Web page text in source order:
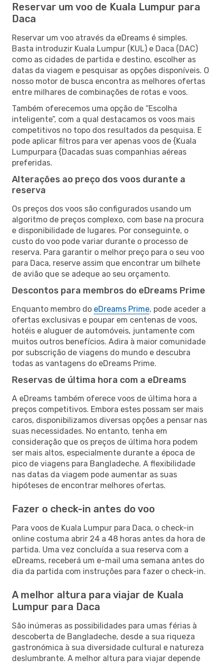
Reservar um voo de Kuala Lumpur para
Daca
Reservar um voo através da eDreams é simples.
Basta introduzir Kuala Lumpur (KUL) e Daca (DAC)
como as cidades de partida e destino, escolher as
datas da viagem e pesquisar as opções disponíveis. O
nosso motor de busca encontra as melhores ofertas
entre milhares de combinações de rotas e voos.
Também oferecemos uma opção de “Escolha
inteligente”, com a qual destacamos os voos mais
competitivos no topo dos resultados da pesquisa. E
pode aplicar filtros para ver apenas voos de {Kuala
Lumpurpara {Dacadas suas companhias aéreas
preferidas.
Alterações ao preço dos voos durante a
reserva
Os preços dos voos são configurados usando um
algoritmo de preços complexo, com base na procura
e disponibilidade de lugares. Por conseguinte, o
custo do voo pode variar durante o processo de
reserva. Para garantir o melhor preço para o seu voo
para Daca, reserve assim que encontrar um bilhete
de avião que se adeque ao seu orçamento.
Descontos para membros do eDreams Prime
Enquanto membro do eDreams Prime, pode aceder a
ofertas exclusivas e poupar em centenas de voos,
hotéis e aluguer de automóveis, juntamente com
muitos outros benefícios. Adira à maior comunidade
por subscrição de viagens do mundo e descubra
todas as vantagens do eDreams Prime.
Reservas de última hora com a eDreams
A eDreams também oferece voos de última hora a
preços competitivos. Embora estes possam ser mais
caros, disponibilizamos diversas opções a pensar nas
suas necessidades. No entanto, tenha em
consideração que os preços de última hora podem
ser mais altos, especialmente durante a época de
pico de viagens para Bangladeche. A flexibilidade
nas datas da viagem pode aumentar as suas
hipóteses de encontrar melhores ofertas.
Fazer o check-in antes do voo
Para voos de Kuala Lumpur para Daca, o check-in
online costuma abrir 24 a 48 horas antes da hora de
partida. Uma vez concluída a sua reserva com a
eDreams, receberá um e-mail uma semana antes do
dia da partida com instruções para fazer o check-in.
A melhor altura para viajar de Kuala
Lumpur para Daca
São inúmeras as possibilidades para umas férias à
descoberta de Bangladeche, desde a sua riqueza
gastronómica à sua diversidade cultural e natureza
deslumbrante. A melhor altura para viajar depende